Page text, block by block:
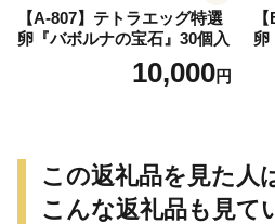
【A-807】テトラエッグ特選
卵『バボルナの宝石』30個入
10,000円
卵
この返礼品を見た人
こんな返礼品も見て